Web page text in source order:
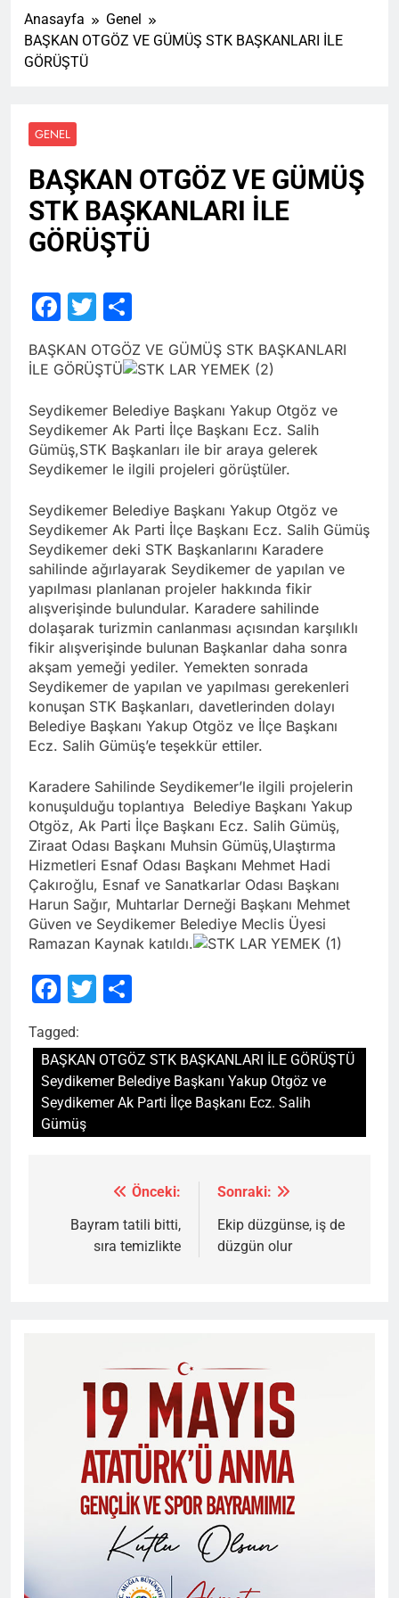
Anasayfa
Genel
BAŞKAN OTGÖZ VE GÜMÜŞ STK BAŞKANLARI İLE
GÖRÜŞTÜ
GENEL
BAŞKAN OTGÖZ VE GÜMÜŞ
STK BAŞKANLARI İLE
GÖRÜŞTÜ
Facebook
Twitter
BAŞKAN OTGÖZ VE GÜMÜŞ STK BAŞKANLARI
İLE GÖRÜŞTÜ
Seydikemer Belediye Başkanı Yakup Otgöz ve
Seydikemer Ak Parti İlçe Başkanı Ecz. Salih
Gümüş,STK Başkanları ile bir araya gelerek
Seydikemer le ilgili projeleri görüştüler.
Seydikemer Belediye Başkanı Yakup Otgöz ve
Seydikemer Ak Parti İlçe Başkanı Ecz. Salih Gümüş
Seydikemer deki STK Başkanlarını Karadere
sahilinde ağırlayarak Seydikemer de yapılan ve
yapılması planlanan projeler hakkında fikir
alışverişinde bulundular. Karadere sahilinde
dolaşarak turizmin canlanması açısından karşılıklı
fikir alışverişinde bulunan Başkanlar daha sonra
akşam yemeği yediler. Yemekten sonrada
Seydikemer de yapılan ve yapılması gerekenleri
konuşan STK Başkanları, davetlerinden dolayı
Belediye Başkanı Yakup Otgöz ve İlçe Başkanı
Ecz. Salih Gümüş’e teşekkür ettiler.
Karadere Sahilinde Seydikemer’le ilgili projelerin
konuşulduğu toplantıya Belediye Başkanı Yakup
Otgöz, Ak Parti İlçe Başkanı Ecz. Salih Gümüş,
Ziraat Odası Başkanı Muhsin Gümüş,Ulaştırma
Hizmetleri Esnaf Odası Başkanı Mehmet Hadi
Çakıroğlu, Esnaf ve Sanatkarlar Odası Başkanı
Harun Sağır, Muhtarlar Derneği Başkanı Mehmet
Güven ve Seydikemer Belediye Meclis Üyesi
Ramazan Kaynak katıldı.
Facebook
Twitter
Tagged:
BAŞKAN OTGÖZ STK BAŞKANLARI İLE GÖRÜŞTÜ
Seydikemer Belediye Başkanı Yakup Otgöz ve
Seydikemer Ak Parti İlçe Başkanı Ecz. Salih
Gümüş
gezinmesi
Önceki:
Bayram tatili bitti,
sıra temizlikte
Sonraki:
Ekip düzgünse, iş de
düzgün olur